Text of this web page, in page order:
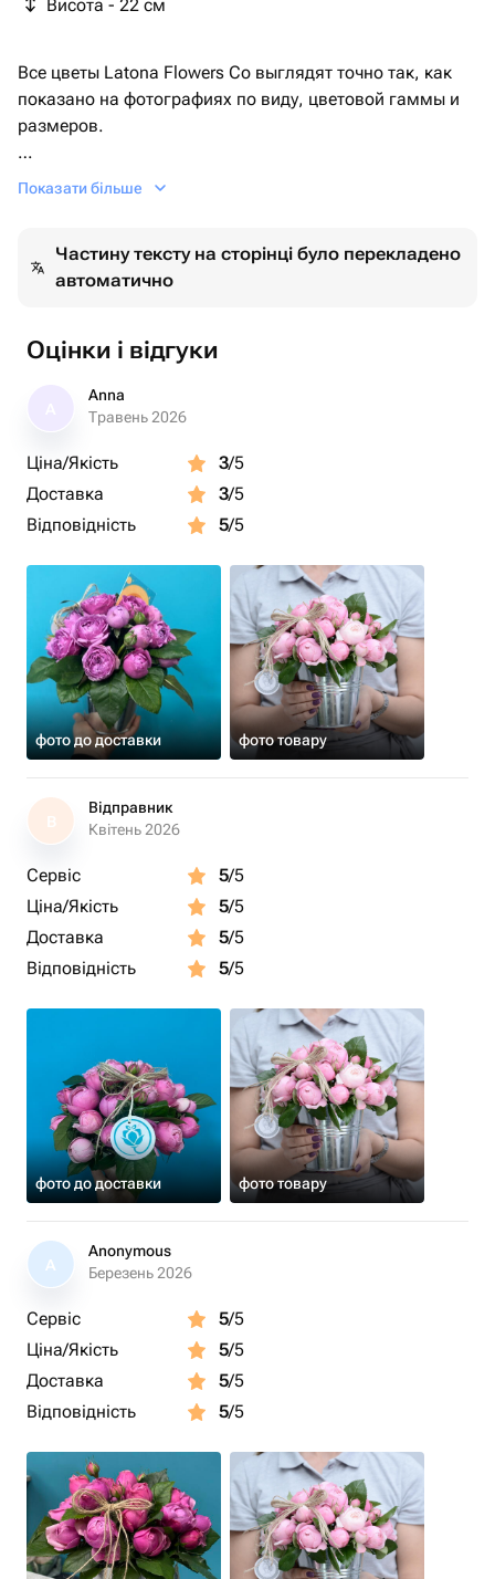
Висота - 22 см
Все цветы Latona Flowers Co выглядят точно так, как
показано на фотографиях по виду, цветовой гаммы и
размеров.
Они могут поставляться с фирменным конвертом
композициях , по предварительному согласованию с
ЗАКАЗЧИКОМ.
Показати більше
Частину тексту на сторінці було перекладено
автоматично
Оцінки і відгуки
Anna
Травень 2026
Ціна/Якість 3/5
Доставка
3/5
Відповідність
5/5
фото до доставки фото товару
В
Відправник
Квітень 2026
Сервіс 5/5
Ціна/Якість
5/5
Доставка
5/5
Відповідність
5/5
фото до доставки фото товару
A
Anonymous
Березень 2026
Сервіс 5/5
Ціна/Якість
5/5
Доставка
5/5
Відповідність
5/5